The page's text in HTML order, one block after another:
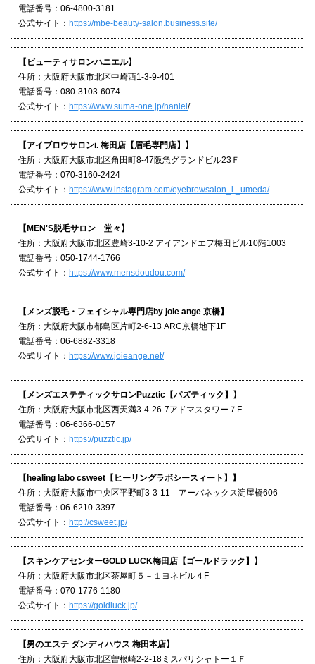
電話番号：06-4800-3181
公式サイト： https://mbe-beauty-salon.business.site/
【ビューティサロンハニエル】
住所：大阪府大阪市北区中崎西1-3-9-401
電話番号：080-3103-6074
公式サイト： https://www.suma-one.jp/haniel /
【アイブロウサロンi. 梅田店【眉毛専門店】】
住所：大阪府大阪市北区角田町8-47阪急グランドビル23Ｆ
電話番号：070-3160-2424
公式サイト： https://www.instagram.com/eyebrowsalon_i._umeda/
【MEN'S脱毛サロン 堂々】
住所：大阪府大阪市北区豊崎3-10-2 アイアンドエフ梅田ビル10階1003
電話番号：050-1744-1766
公式サイト： https://www.mensdoudou.com/
【メンズ脱毛・フェイシャル専門店by joie ange 京橋】
住所：大阪府大阪市都島区片町2-6-13 ARC京橋地下1F
電話番号：06-6882-3318
公式サイト： https://www.joieange.net/
【メンズエステティックサロンPuzztic【パズティック】】
住所：大阪府大阪市北区西天満3-4-26-7アドマスタワー７F
電話番号：06-6366-0157
公式サイト： https://puzztic.jp/
【healing labo csweet【ヒーリングラボシースィート】】
住所：大阪府大阪市中央区平野町3-3-11 アーバネックス淀屋橋606
電話番号：06-6210-3397
公式サイト： http://csweet.jp/
【スキンケアセンターGOLD LUCK梅田店【ゴールドラック】】
住所：大阪府大阪市北区茶屋町５－１ヨネビル４F
電話番号：070-1776-1180
公式サイト： https://goldluck.jp/
【男のエステ ダンディハウス 梅田本店】
住所：大阪府大阪市北区曽根崎2-2-18ミスパリシャトー１Ｆ